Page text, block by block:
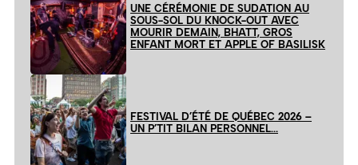
UNE CÉRÉMONIE DE SUDATION AU
SOUS-SOL DU KNOCK-OUT AVEC
MOURIR DEMAIN, BHATT, GROS
ENFANT MORT ET APPLE OF BASILISK
FESTIVAL D’ÉTÉ DE QUÉBEC 2026 –
UN P’TIT BILAN PERSONNEL…